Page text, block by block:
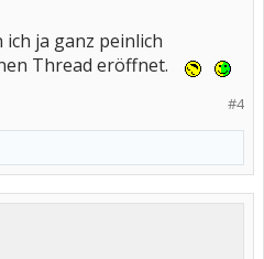
ja ganz peinlich
Thread eröffnet.
#4